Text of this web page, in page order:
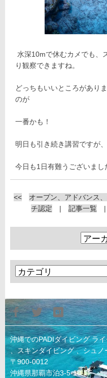
水深10mで休むカメでも、
り観察できますね。
どっちもいいところがあり
のが
一番かも！
明日も引き続き講習ですが
今日も1日有難うございまし
<<
オープン、アドバンス
チ認定 | 記事一覧
沖縄でのPADIダイビング ラ
、スキンダイビング 、シュ
〒900-0012
沖縄県那覇市泊3-5-10-1F